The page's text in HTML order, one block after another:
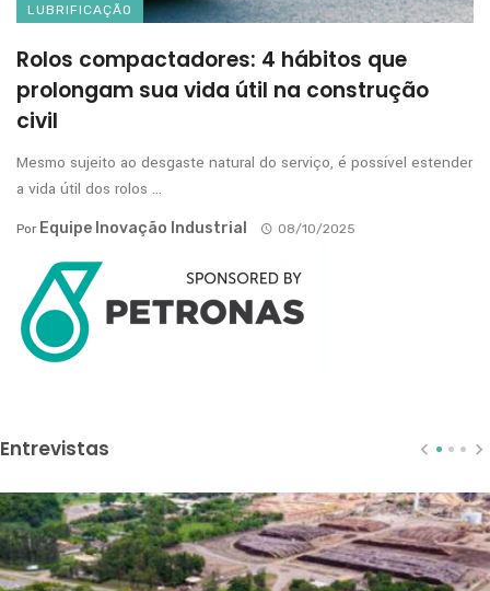
LUBRIFICAÇÃO
Rolos compactadores: 4 hábitos que
prolongam sua vida útil na construção
civil
Mesmo sujeito ao desgaste natural do serviço, é possível estender
a vida útil dos rolos ...
Por Equipe Inovação Industrial 08/10/2025
Entrevistas